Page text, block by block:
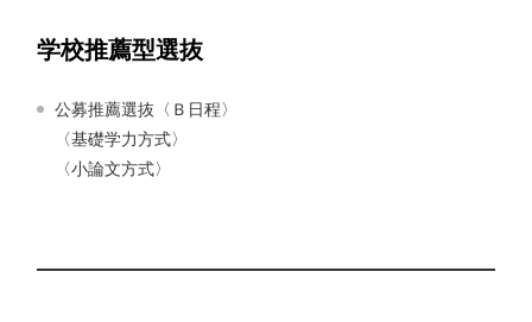
学校推薦型選抜
公募推薦選抜〈Ｂ日程〉
〈基礎学力方式〉
〈小論文方式〉